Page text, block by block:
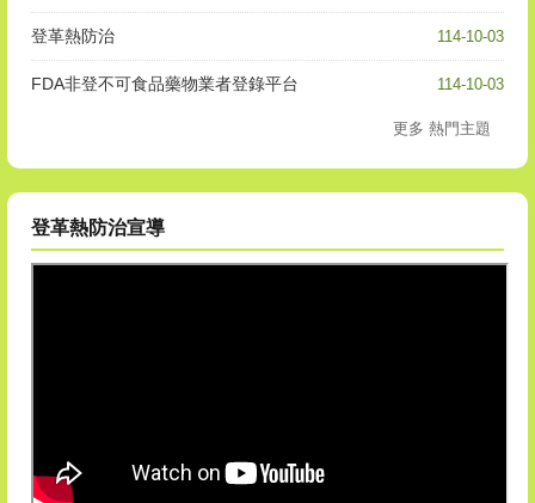
114-10-03
登革熱防治
114-10-03
FDA非登不可食品藥物業者登錄平台
更多 熱門主題
登革熱防治宣導